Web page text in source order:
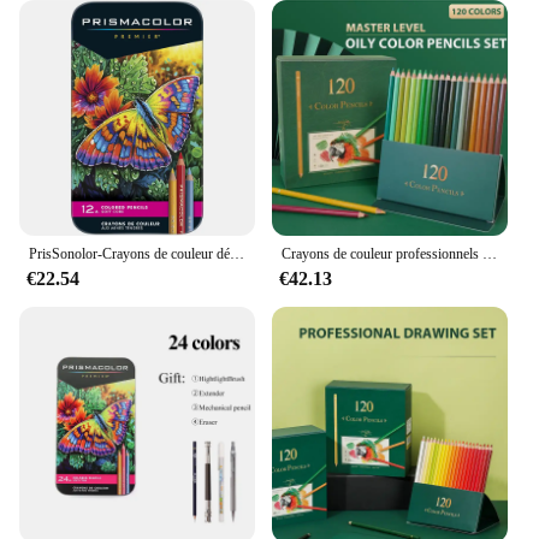
PrisSonolor-Crayons de couleur détendus originaux, fournitures d'art pour le dessin, l'esquisse, la coloration adulte, 18 boîtes, 36 couleurs, 72 couleurs, 150 couleurs
€22.54
Crayons de couleur professionnels décontractés pour artistes et étudiants, couleurs vibrantes, décoloration, croquis, coloriage, 120 couleurs
€42.13